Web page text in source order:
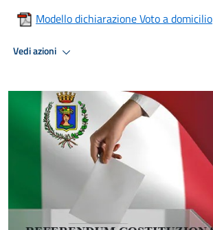
Modello dichiarazione Voto a domicilio
Vedi azioni